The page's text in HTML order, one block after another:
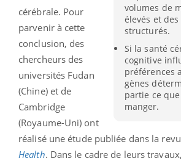
volumes de
élevés et
structurés.
Si la santé
cognitive
préférences
gènes
partie ce
manger.
cérébrale. Pour
parvenir à cette
conclusion, des
chercheurs des
universités Fudan
(Chine) et de
Cambridge
(Royaume-Uni) ont
réalisé une étude publiée dans la
Health. Dans le cadre de leurs